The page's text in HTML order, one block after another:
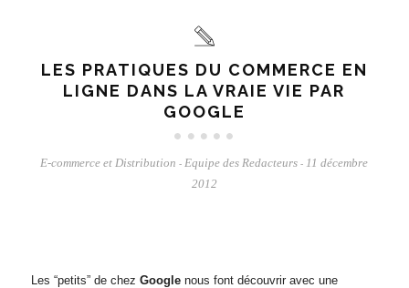
LES PRATIQUES DU COMMERCE EN
LIGNE DANS LA VRAIE VIE PAR
GOOGLE
E-commerce et Distribution - Equipe des Redacteurs - 11 décembre
2012
Les “petits” de chez Google nous font découvrir avec une